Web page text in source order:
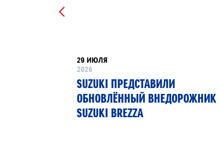
29 ИЮЛЯ
2026
SUZUKI ПРЕДСТАВИЛИ
ОБНОВЛЁННЫЙ ВНЕДОРОЖНИК
SUZUKI BREZZA